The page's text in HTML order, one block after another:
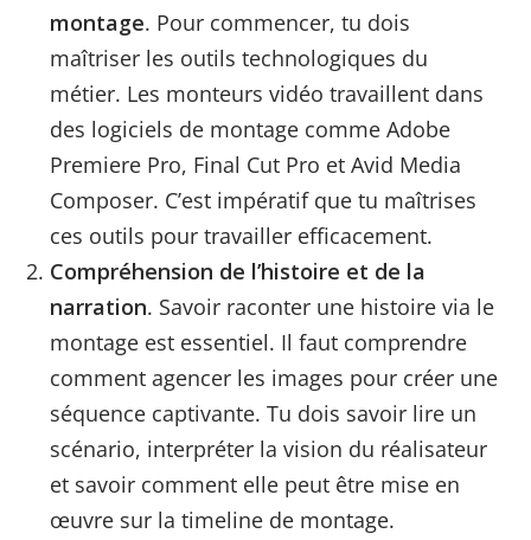
montage. Pour commencer, tu dois
maîtriser les outils technologiques du
métier. Les monteurs vidéo travaillent dans
des logiciels de montage comme Adobe
Premiere Pro, Final Cut Pro et Avid Media
Composer. C’est impératif que tu maîtrises
ces outils pour travailler efficacement.
Compréhension de l’histoire et de la
narration. Savoir raconter une histoire via le
montage est essentiel. Il faut comprendre
comment agencer les images pour créer une
séquence captivante. Tu dois savoir lire un
scénario, interpréter la vision du réalisateur
et savoir comment elle peut être mise en
œuvre sur la timeline de montage.